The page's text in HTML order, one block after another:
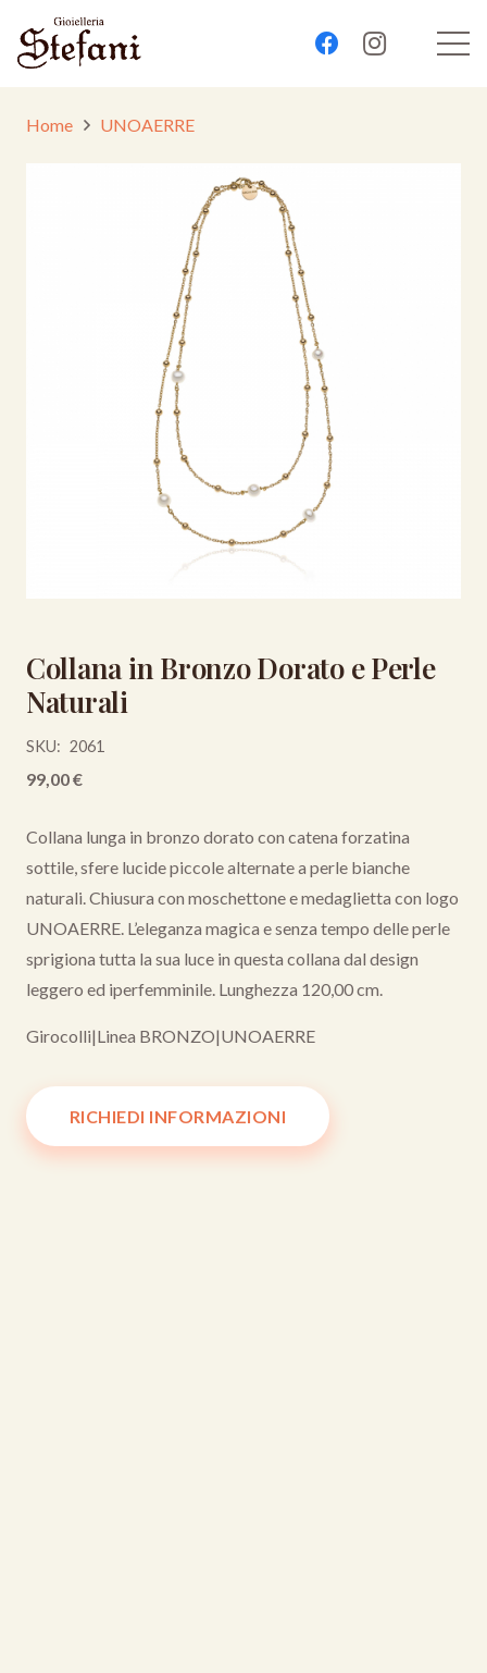
Home UNOAERRE
Collana in Bronzo Dorato e Perle
Naturali
SKU: 2061
99,00€
Collana lunga in bronzo dorato con catena forzatina
sottile, sfere lucide piccole alternate a perle bianche
naturali. Chiusura con moschettone e medaglietta con logo
UNOAERRE. L’eleganza magica e senza tempo delle perle
sprigiona tutta la sua luce in questa collana dal design
leggero ed iperfemminile. Lunghezza 120,00 cm.
Girocolli|Linea BRONZO|UNOAERRE
RICHIEDI INFORMAZIONI